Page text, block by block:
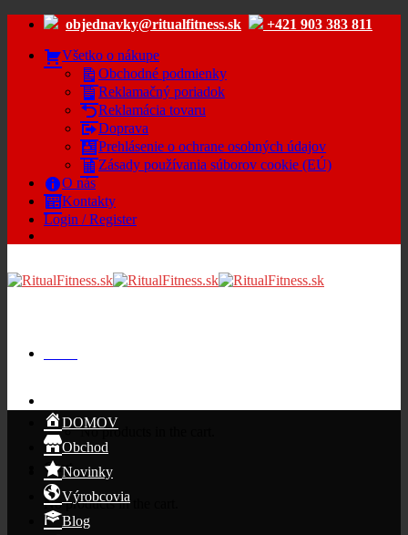
Skip
content
objednavky@ritualfitness.sk
+421 903 383 811
Všetko o nákupe
Obchodné podmienky
Reklamačný poriadok
Reklamácia tovaru
Doprava
Prehlásenie o ochrane osobných údajov
Zásady používania súborov cookie (EÚ)
O nás
Kontakty
Login / Register
No products in the cart.
Cart
No products in the cart.
DOMOV
Obchod
Novinky
Výrobcovia
Blog